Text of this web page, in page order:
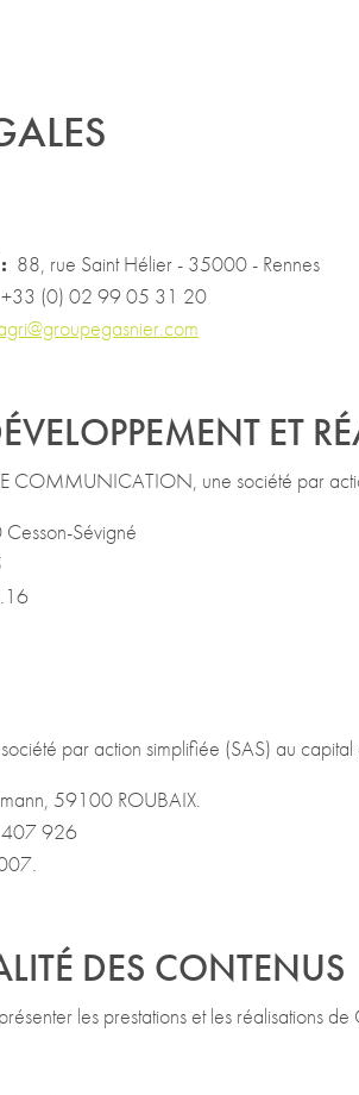
88, rue Saint Hélier - 35000 - Rennes
+33 (0) 02 99 05 31 20
ET
COMMUNICATION, une société par
Sévigné
par action simplifiée (SAS) au
59100 ROUBAIX.
407 926
DES CONTENUS
les prestations et les réalisations de